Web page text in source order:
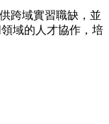
跨域實習職缺，並
域的人才協作，培